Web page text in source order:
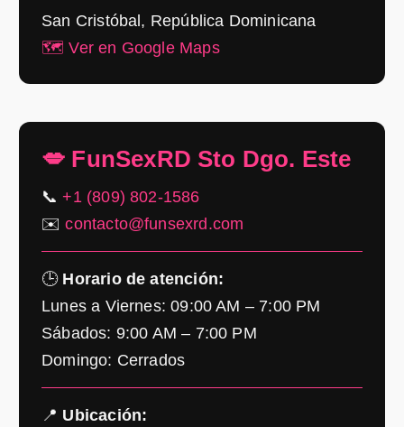
San Cristóbal, República Dominicana
🗺️ Ver en Google Maps
💋 FunSexRD Sto Dgo. Este
📞+1 (809) 802-1586
✉️contacto@funsexrd.com
🕒 Horario de atención:
Lunes a Viernes: 09:00 AM – 7:00 PM
Sábados: 9:00 AM – 7:00 PM
Domingo: Cerrados
📍 Ubicación: